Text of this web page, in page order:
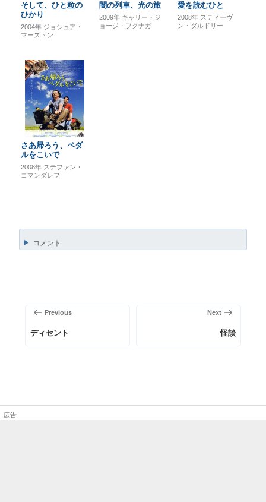
そして、ひと粒の
ひかり
2004年 ジョシュア・
マーストン
闇の列車、光の旅
2009年 キャリー・ジ
ョージ・フクナガ
愛を読むひと
2008年 スティーヴ
ン・ダルドリー
さあ帰ろう、ペダ
ルをこいで
2008年 ステファン・
コマンダレフ
コメント
ビ
前
の
Previous
ディセント
Next
怪談